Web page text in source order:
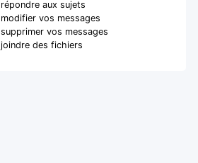
répondre aux sujets
modifier vos messages
supprimer vos messages
joindre des fichiers